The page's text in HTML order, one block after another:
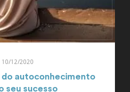
10/12/2020
autoconhecimento
seu sucesso